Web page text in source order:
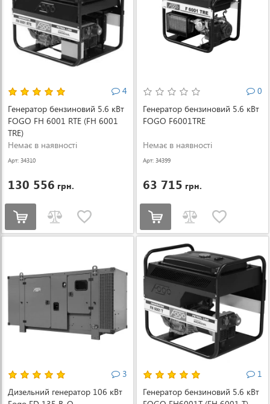
4
Генератор бензиновий 5.6 кВт
FOGO FH 6001 RTE (FH 6001
TRE)
Немає в наявності
Арт: 34310
130 556 грн.
0
Генератор бензиновий 5.6 кВт
FOGO F6001TRE
Немає в наявності
Арт: 34399
63 715 грн.
3
Дизельний генератор 106 кВт
1
Генератор бензиновий 5.6 кВт